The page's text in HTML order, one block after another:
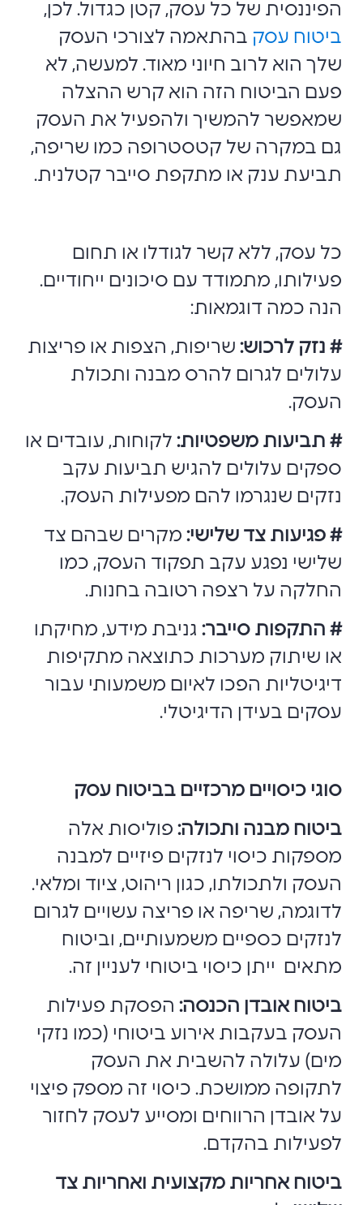
הפיננסית של כל עסק, קטן כגדול. לכן,
ביטוח עסק בהתאמה לצורכי העסק
שלך הוא לרוב חיוני מאוד. למעשה, לא
פעם הביטוח הזה הוא קרש ההצלה
שמאפשר להמשיך ולהפעיל את העסק
גם במקרה של קטסטרופה כמו שריפה,
תביעת ענק או מתקפת סייבר קטלנית.
כל עסק, ללא קשר לגודלו או תחום
פעילותו, מתמודד עם סיכונים ייחודיים.
הנה כמה דוגמאות:
# נזק לרכוש: שריפות, הצפות או פריצות
עלולים לגרום להרס מבנה ותכולת
העסק.
# תביעות משפטיות: לקוחות, עובדים או
ספקים עלולים להגיש תביעות עקב
נזקים שנגרמו להם מפעילות העסק.
# פגיעות צד שלישי: מקרים שבהם צד
שלישי נפגע עקב תפקוד העסק, כמו
החלקה על רצפה רטובה בחנות.
# התקפות סייבר: גניבת מידע, מחיקתו
או שיתוק מערכות כתוצאה מתקיפות
דיגיטליות הפכו לאיום משמעותי עבור
עסקים בעידן הדיגיטלי.
סוגי כיסויים מרכזיים בביטוח עסק
ביטוח מבנה ותכולה:פוליסות אלה
מספקות כיסוי לנזקים פיזיים למבנה
העסק ולתכולתו, כגון ריהוט, ציוד ומלאי.
לדוגמה, שריפה או פריצה עשויים לגרום
לנזקים כספיים משמעותיים, וביטוח
מתאים ייתן כיסוי ביטוחי לעניין זה.
ביטוח אובדן הכנסה: הפסקת פעילות
העסק בעקבות אירוע ביטוחי (כמו נזקי
מים) עלולה להשבית את העסק
לתקופה ממושכת. כיסוי זה מספק פיצוי
על אובדן הרווחים ומסייע לעסק לחזור
לפעילות בהקדם.
ביטוח אחריות מקצועית ואחריות צד